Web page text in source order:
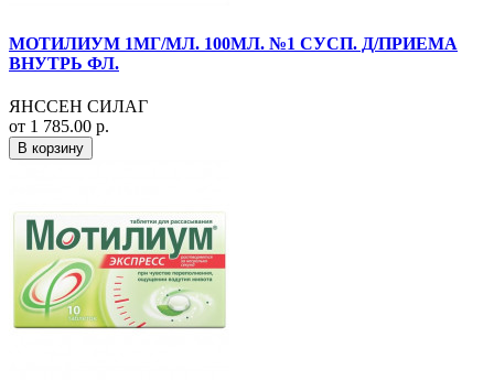
МОТИЛИУМ 1МГ/МЛ. 100МЛ. №1 СУСП. Д/ПРИЕМА
ВНУТРЬ ФЛ.
ЯНССЕН СИЛАГ
от 1 785.00 р.
В корзину